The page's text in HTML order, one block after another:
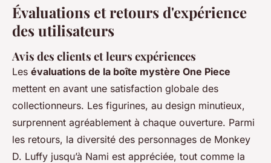
Évaluations et retours d'expérience
des utilisateurs
Avis des clients et leurs expériences
Les évaluations de la boîte mystère One Piece
mettent en avant une satisfaction globale des
collectionneurs. Les figurines, au design minutieux,
surprennent agréablement à chaque ouverture. Parmi
les retours, la diversité des personnages de Monkey
D. Luffy jusqu’à Nami est appréciée, tout comme la